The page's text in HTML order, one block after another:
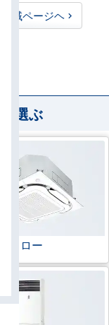
全域ページヘ
選ぶ
フロー